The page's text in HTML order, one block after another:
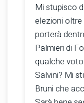
Mi stupisco
elezioni oltre
porterà
Palmieri di
qualche
Salvini? Mi
Bruni che